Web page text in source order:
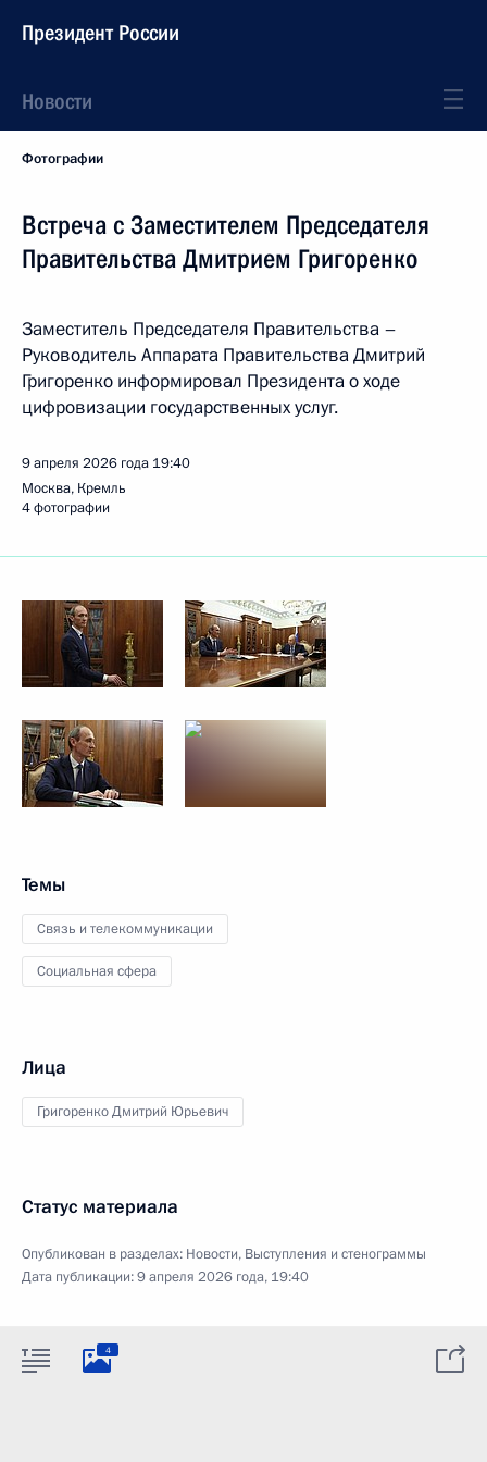
Президент России
Новости
Фотографии
Встреча с Заместителем Председателя
Правительства Дмитрием Григоренко
Заместитель Председателя Правительства –
Руководитель Аппарата Правительства Дмитрий
Григоренко информировал Президента о ходе
цифровизации государственных услуг.
9 апреля 2026 года 19:40
Москва, Кремль
4 фотографии
Темы
Связь и телекоммуникации
Социальная сфера
Лица
Григоренко Дмитрий Юрьевич
Статус материала
Опубликован в разделах: Новости, Выступления и стенограммы
Дата публикации:9 апреля 2026 года, 19:40
4